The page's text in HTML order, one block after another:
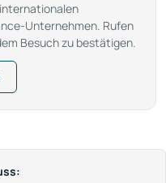
Unternehmen. Rufen
Besuch zu bestätigen.